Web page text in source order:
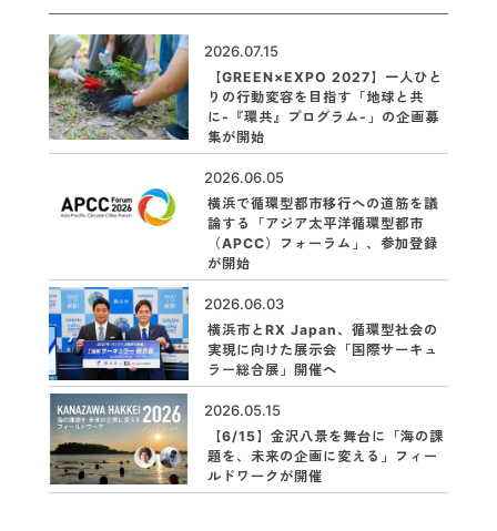
2026.07.15
【GREEN×EXPO 2027】一人ひと
りの行動変容を目指す「地球と共
に-『環共』プログラム-」の企画募
集が開始
2026.06.05
横浜で循環型都市移行への道筋を議
論する「アジア太平洋循環型都市
（APCC）フォーラム」、参加登録
が開始
2026.06.03
横浜市とRX Japan、循環型社会の
実現に向けた展示会「国際サーキュ
ラー総合展」開催へ
2026.05.15
【6/15】金沢八景を舞台に「海の課
題を、未来の企画に変える」フィー
ルドワークが開催